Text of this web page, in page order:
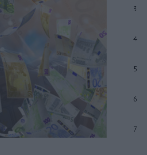
3
4
5
6
7